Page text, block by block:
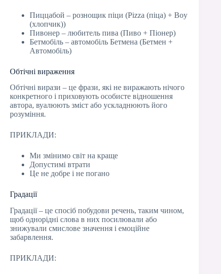
Пиццабой – рознощик піци (Pizza (піца) + Boy
(хлопчик))
Пивонер – любитель пива (Пиво + Піонер)
Бетмобіль – автомобіль Бетмена (Бетмен +
Автомобіль)
Обтічні вираження
Обтічні вирази – це фрази, які не виражають нічого
конкретного і приховують особисте відношення
автора, вуалюють зміст або ускладнюють його
розуміння.
ПРИКЛАДИ:
Ми змінимо світ на краще
Допустимі втрати
Це не добре і не погано
Градації
Градації – це спосіб побудови речень, таким чином,
щоб однорідні слова в них посилювали або
знижували смислове значення і емоційне
забарвлення.
ПРИКЛАДИ: